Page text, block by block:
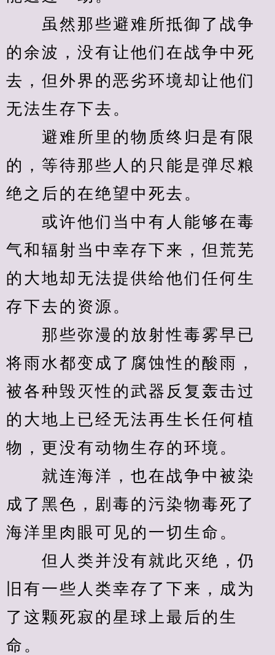
虽然那些避难所抵御了战争
的余波，没有让他们在战争中死
去，但外界的恶劣环境却让他们
无法生存下去。
避难所里的物质终归是有限
的，等待那些人的只能是弹尽粮
绝之后的在绝望中死去。
或许他们当中有人能够在毒
气和辐射当中幸存下来，但荒芜
的大地却无法提供给他们任何生
存下去的资源。
那些弥漫的放射性毒雾早已
将雨水都变成了腐蚀性的酸雨，
被各种毁灭性的武器反复轰击过
的大地上已经无法再生长任何植
物，更没有动物生存的环境。
就连海洋，也在战争中被染
成了黑色，剧毒的污染物毒死了
海洋里肉眼可见的一切生命。
但人类并没有就此灭绝，仍
旧有一些人类幸存了下来，成为
了这颗死寂的星球上最后的生
命。